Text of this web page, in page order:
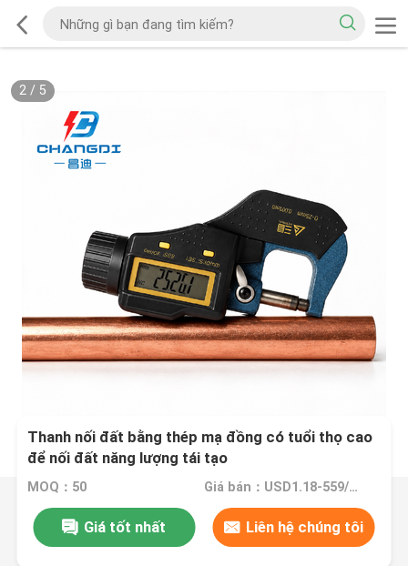
2/ 5
Thanh nối đất bằng thép mạ đồng có tuổi thọ cao
để nối đất năng lượng tái tạo
MOQ：50 Giá bán：USD1.18-559/PCS
Giá tốt nhất Liên hệ chúng tôi